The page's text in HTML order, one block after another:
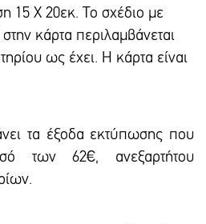
15 Χ 20εκ. Το σχέδιο με
κάρτα περιλαμβάνεται
ως έχει. Η κάρτα είναι
τα έξοδα εκτύπωσης που
των 62€, ανεξαρτήτου